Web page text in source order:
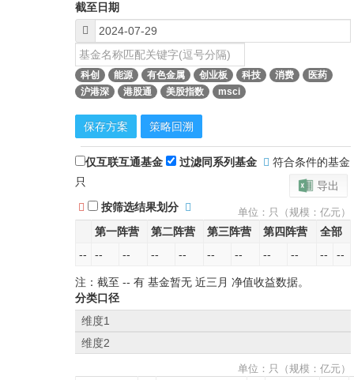
截至日期
科创 能源 有色金属 创业板 科技 消费
医药
沪港深
港股通 美股指数 msci
保存方案 策略回溯
仅互联互通基金 过滤同系列基金
符合条件的基金
只
导出
按筛选结果划分
单位：只（规模：亿元）
第一阵营 第二阵营 第三阵营 第四阵营
全部
--
-- -- -- -- -- -- -- -- -- --
注：截至 -- 有 基金暂无 近三月 净值收益数据。
分类口径
维度1
维度2
单位：只（规模：亿元）